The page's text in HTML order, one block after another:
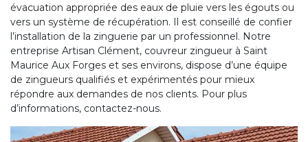
évacuation appropriée des eaux de pluie vers les égouts ou
vers un système de récupération. Il est conseillé de confier
l’installation de la zinguerie par un professionnel. Notre
entreprise Artisan Clément, couvreur zingueur à Saint
Maurice Aux Forges et ses environs, dispose d’une équipe
de zingueurs qualifiés et expérimentés pour mieux
répondre aux demandes de nos clients. Pour plus
d’informations, contactez-nous.